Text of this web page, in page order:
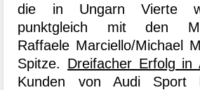
die in Ungarn Vierte
punktgleich mit den
Raffaele Marciello/Michael
Spitze. Dreifacher Erfolg in
Kunden von Audi Sport